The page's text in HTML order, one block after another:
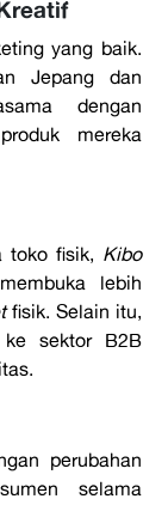
yang baik.
Jepang dan
dengan
mereka
toko fisik, Kibo
lebih
fisik. Selain itu,
ke sektor B2B
perubahan
selama